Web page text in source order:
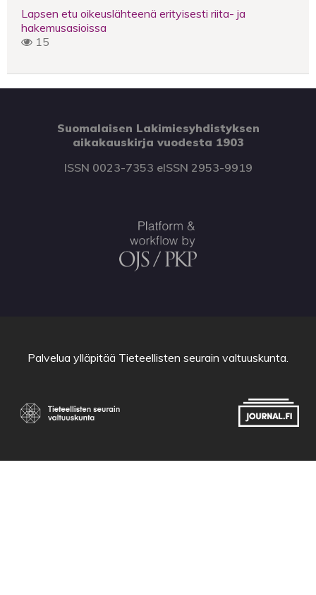
Lapsen etu oikeuslähteenä erityisesti riita- ja
hakemusasioissa
15
Suomalaisen Lakimiesyhdistyksen
aikakauskirja vuodesta 1903
ISSN 0023-7353 eISSN 2953-9919
Palvelua ylläpitää Tieteellisten seurain valtuuskunta.